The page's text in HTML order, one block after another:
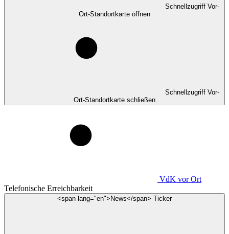
Schnellzugriff Vor-
Ort-Standortkarte öffnen
Schnellzugriff Vor-
Ort-Standortkarte schließen
VdK vor Ort
Telefonische Erreichbarkeit
<span lang="en">News</span> Ticker